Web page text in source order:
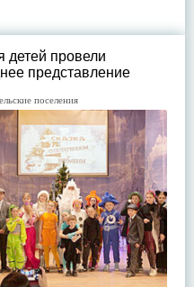
детей провели
представление
поселения